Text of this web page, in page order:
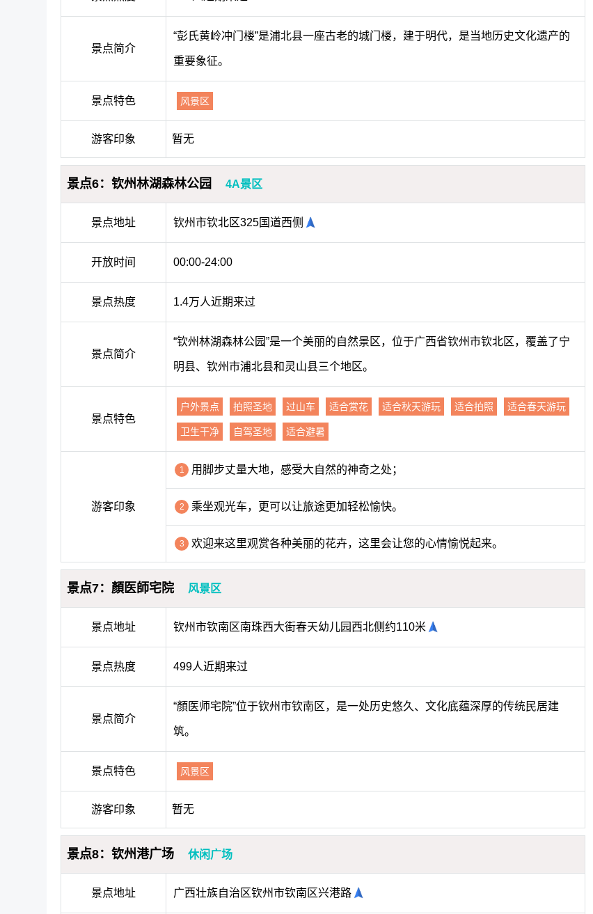
景点简介
“彭氏黄岭冲门楼”是浦北县一座古老的城门楼，建于明代，是当地历史文化遗产的
重要象征。
景点特色 风景区
游客印象 暂无
景点6：钦州林湖森林公园 4A景区
景点地址 钦州市钦北区325国道西侧
开放时间 00:00-24:00
景点热度 1.4万人近期来过
景点简介
“钦州林湖森林公园”是一个美丽的自然景区，位于广西省钦州市钦北区，覆盖了宁
明县、钦州市浦北县和灵山县三个地区。
景点特色
户外景点 拍照圣地 过山车 适合赏花 适合秋天游玩 适合拍照 适合春天游玩
卫生干净 自驾圣地 适合避暑
游客印象
1 用脚步丈量大地，感受大自然的神奇之处；
2 乘坐观光车，更可以让旅途更加轻松愉快。
3 欢迎来这里观赏各种美丽的花卉，这里会让您的心情愉悦起来。
景点7：顏医師宅院 风景区
景点地址 钦州市钦南区南珠西大街春天幼儿园西北侧约110米
景点热度 499人近期来过
景点简介
“顏医师宅院”位于钦州市钦南区，是一处历史悠久、文化底蕴深厚的传统民居建
筑。
景点特色 风景区
游客印象 暂无
景点8：钦州港广场 休闲广场
景点地址 广西壮族自治区钦州市钦南区兴港路